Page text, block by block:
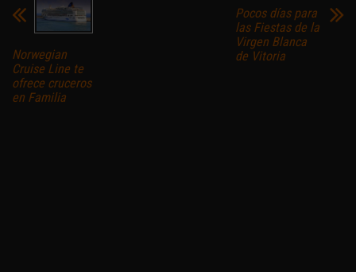
Norwegian
Cruise Line te
ofrece cruceros
en Familia
Pocos días para
las Fiestas de la
Virgen Blanca
de Vitoria